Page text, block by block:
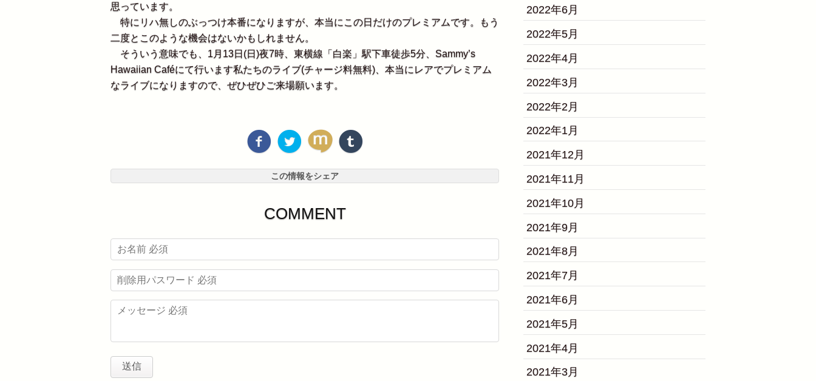
思っています。
特にリハ無しのぶっつけ本番になりますが、本当にこの日だけのプレミアムです。もう
二度とこのような機会はないかもしれません。
そういう意味でも、1月13日(日)夜7時、東横線「白楽」駅下車徒歩5分、Sammy’s
Hawaiian Caféにて行います私たちのライブ(チャージ料無料)、本当にレアでプレミアム
なライブになりますので、ぜひぜひご来場願います。
この情報をシェア
COMMENT
2022年6月
2022年5月
2022年4月
2022年3月
2022年2月
2022年1月
2021年12月
2021年11月
2021年10月
2021年9月
2021年8月
2021年7月
2021年6月
2021年5月
2021年4月
2021年3月